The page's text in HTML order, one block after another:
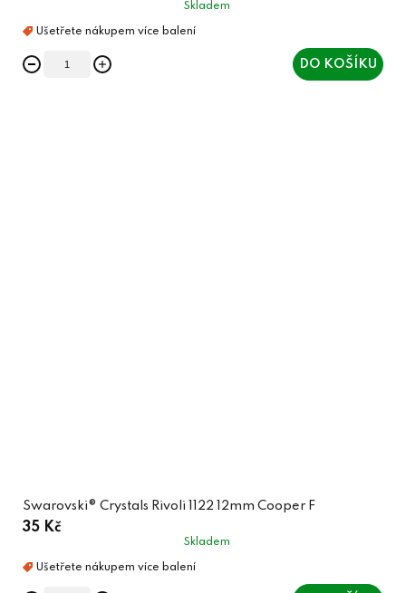
Skladem
DO KOŠÍKU
Swarovski® Crystals Rivoli 1122 12mm Cooper F
35 Kč
Skladem